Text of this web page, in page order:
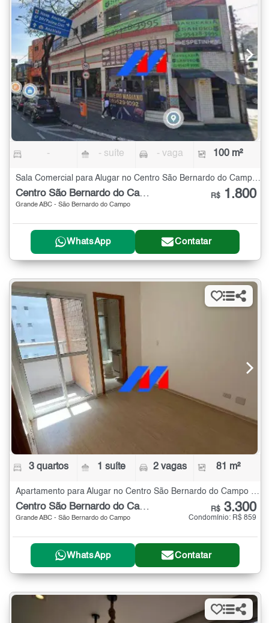
- - suíte - vaga 100 m²
Centro São Bernardo do Campo
Grande ABC - São Bernardo do Campo
R$ 1.800
WhatsApp Contatar
3 quartos 1 suíte 2 vagas 81 m²
Centro São Bernardo do Campo
Grande ABC - São Bernardo do Campo
R$ 3.300
Condomínio: R$ 859
WhatsApp Contatar